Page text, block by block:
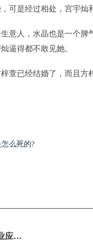
可是经过相处，宫宇灿
意人，水晶也是一个
逼得都不敢见她。
萱已经结婚了，而且
么死的?
应用